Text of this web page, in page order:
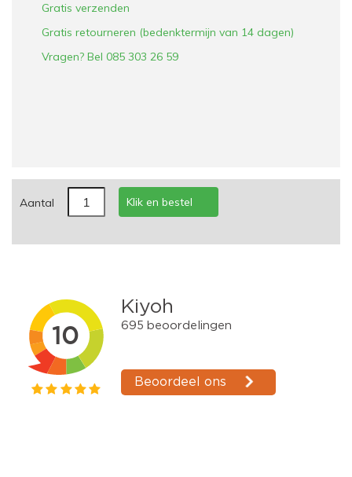
Gratis verzenden
Gratis retourneren (bedenktermijn van 14 dagen)
Vragen? Bel 085 303 26 59
Aantal Klik en bestel